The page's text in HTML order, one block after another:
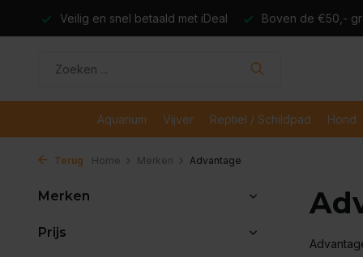
Veilig en snel betaald met iDeal Boven de €50,-
Aquarium Vijver Reptiel / Schildpad Hond
Terug Home Merken Advantage
Merken
Prijs